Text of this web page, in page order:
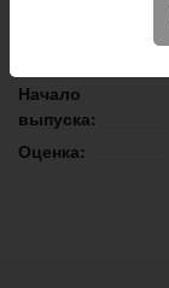
Начало
выпуска:
Оценка: